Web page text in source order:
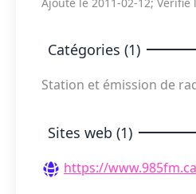
Catégories (1)
Station et émission de
Sites web (1)
https://